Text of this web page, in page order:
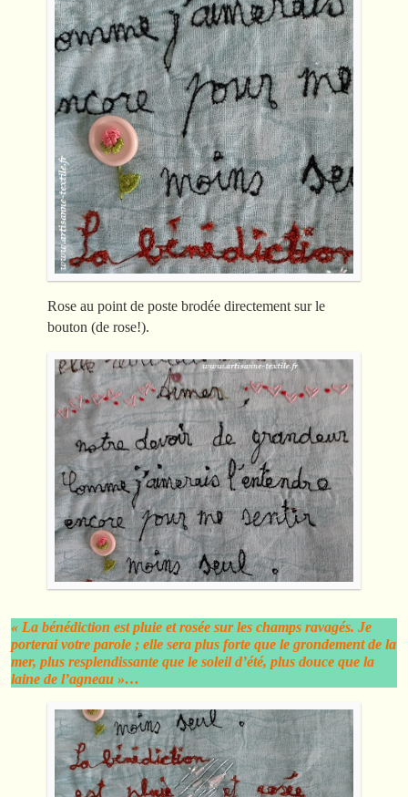
Rose au point de poste brodée directement sur le
bouton (de rose!).
« La bénédiction est pluie et rosée sur les champs ravagés. Je
porterai votre parole ; elle sera plus forte que le grondement de la
mer, plus resplendissante que le soleil d’été, plus douce que la
laine de l’agneau »…